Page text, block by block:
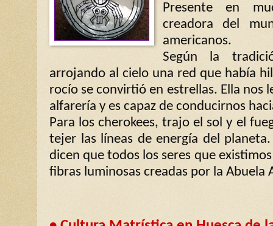
Presente en
creadora del
americanos.
Según la
arrojando al cielo una red que había
rocío se convirtió en estrellas. Ella nos
alfarería y es capaz de conducirnos
Para los cherokees, trajo el sol y el
tejer las líneas de energía del
dicen que todos los seres que
fibras luminosas creadas por la Abuela